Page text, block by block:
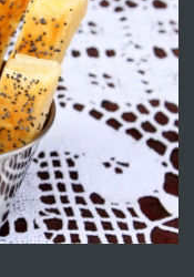
преди 2 години
ЧОВЕШКИЯТ
НА
преди 2 години
до Кавала